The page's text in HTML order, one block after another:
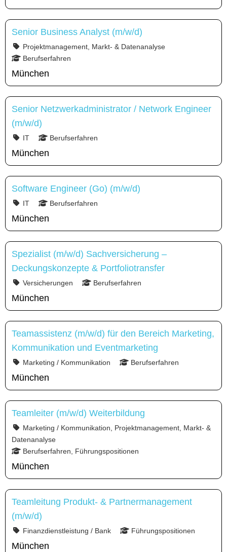
Senior Business Analyst (m/w/d)
Projektmanagement, Markt- & Datenanalyse
Berufserfahren
München
Senior Netzwerkadministrator / Network Engineer
(m/w/d)
IT Berufserfahren
München
Software Engineer (Go) (m/w/d)
IT Berufserfahren
München
Spezialist (m/w/d) Sachversicherung –
Deckungskonzepte & Portfoliotransfer
Versicherungen Berufserfahren
München
Teamassistenz (m/w/d) für den Bereich Marketing,
Kommunikation und Eventmarketing
Marketing / Kommunikation Berufserfahren
München
Teamleiter (m/w/d) Weiterbildung
Marketing / Kommunikation, Projektmanagement, Markt- &
Datenanalyse
Berufserfahren, Führungspositionen
München
Teamleitung Produkt- & Partnermanagement
(m/w/d)
Finanzdienstleistung / Bank Führungspositionen
München